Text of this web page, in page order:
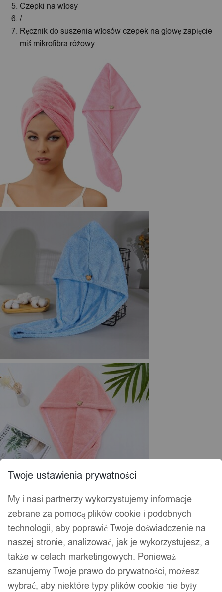
Czepki na włosy
/
Ręcznik do suszenia włosów czepek na głowę zapięcie
miś mikrofibra różowy
Twoje ustawienia prywatności
My i nasi partnerzy wykorzystujemy informacje
zebrane za pomocą plików cookie i podobnych
technologii, aby poprawić Twoje doświadczenie na
naszej stronie, analizować, jak je wykorzystujesz, a
także w celach marketingowych. Ponieważ
szanujemy Twoje prawo do prywatności, możesz
wybrać, aby niektóre typy plików cookie nie były